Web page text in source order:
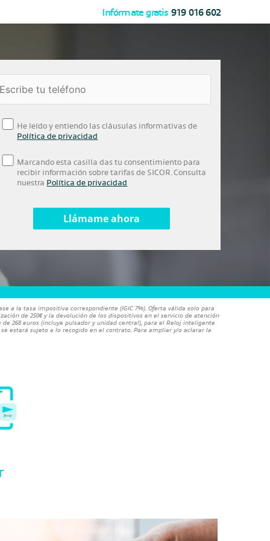
Infórmate gratis 919 016 602
He leído y entiendo las cláusulas informativas de
Política de privacidad
Marcando esta casilla das tu consentimiento para
recibir información sobre tarifas de SICOR. Consulta
nuestra Política de privacidad
a la tasa impositiva correspondiente (IGIC 7%). Oferta válida solo para
de 250€ y la devolución de los dispositivos en el servicio de atención
268 euros (incluye pulsador y unidad central), para el Reloj inteligente
estará sujeto a lo recogido en el contrato. Para ampliar y/o aclarar la